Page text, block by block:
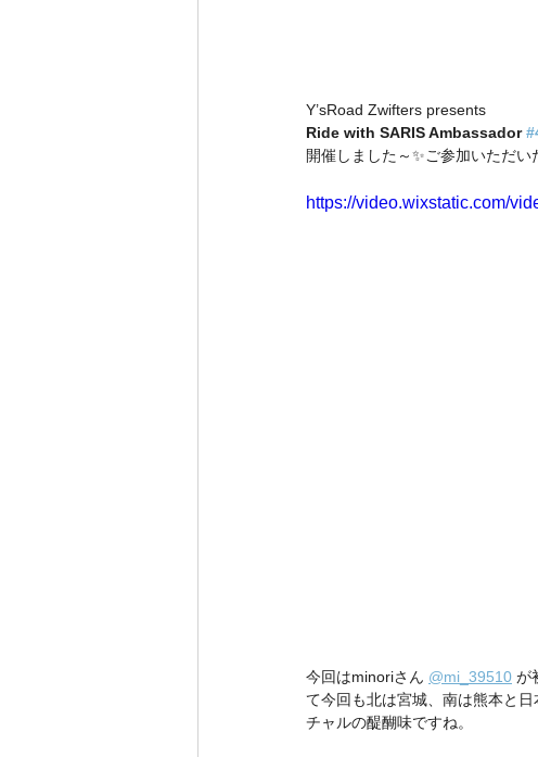
Y’sRoad Zwifters presents
Ride with SARIS Ambassador
開催しました～✨ご参加いただい
https://video.wixstatic.com/
今回はminoriさん @mi_39510 が
て今回も北は宮城、南は熊本と
チャルの醍醐味ですね。